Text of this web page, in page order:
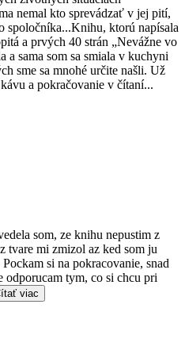
nemal kto sprevádzať v jej pití,
spoločníka...Knihu, ktorú napísala
a prvých 40 strán „Nevážne vo
a sama som sa smiala v kuchyni
sme sa mnohé určite našli. Už
a pokračovanie v čítaní...
som, ze knihu nepustim z
tvare mi zmizol az ked som ju
si na pokracovanie, snad
odporucam tym, co si chcu pri
viac